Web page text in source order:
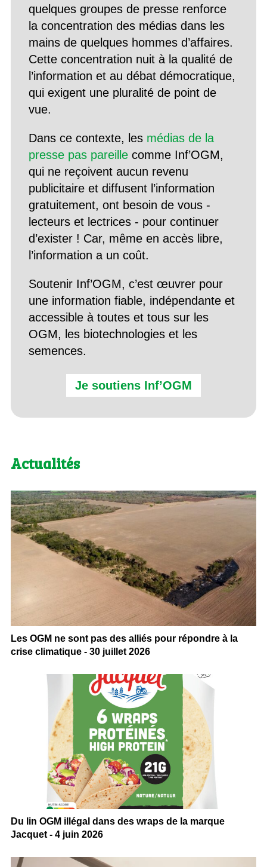
quelques groupes de presse renforce
la concentration des médias dans les
mains de quelques hommes d’affaires.
Cette concentration nuit à la qualité de
l’information et au débat démocratique,
qui exigent une pluralité de point de
vue.
Dans ce contexte, les médias de la
presse pas pareillecomme Inf’OGM,
qui ne reçoivent aucun revenu
publicitaire et diffusent l’information
gratuitement, ont besoin de vous -
lecteurs et lectrices - pour continuer
d’exister ! Car, même en accès libre,
l’information a un coût.
Soutenir Inf’OGM, c’est œuvrer pour
une information fiable, indépendante et
accessible à toutes et tous sur les
OGM, les biotechnologies et les
semences.
Je soutiens Inf’OGM
Actualités
Les OGM ne sont pas des alliés pour répondre à la
crise climatique - 30 juillet 2026
Du lin OGM illégal dans des wraps de la marque
Jacquet - 4 juin 2026